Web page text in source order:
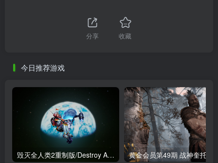
分享 收藏
今日推荐游戏
毁灭全人类2重制版/Destroy All Humans! 2 – Reprobed